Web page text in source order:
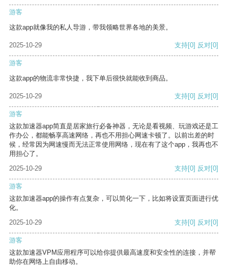
游客
这款app就像我的私人导游，带我领略世界各地的美景。
2025-10-29 支持[0] 反对[0]
游客
这款app的物流非常快捷，我下单后很快就能收到商品。
2025-10-29 支持[0] 反对[0]
游客
这款加速器app简直是居家旅行必备神器，无论是看视频、玩游戏还是工
作办公，都能畅享高速网络，再也不用担心网速卡顿了。以前出差的时
候，经常因为网速慢而无法正常使用网络，现在有了这个app，我再也不
用担心了。
2025-10-29
支持[0] 反对[0]
游客
这款加速器app的操作有点复杂，可以简化一下，比如将设置页面进行优
化。
2025-10-29
支持[0] 反对[0]
游客
这款加速器VPM应用程序可以给你提供最高速度和安全性的连接，并帮
助你在网络上自由移动。